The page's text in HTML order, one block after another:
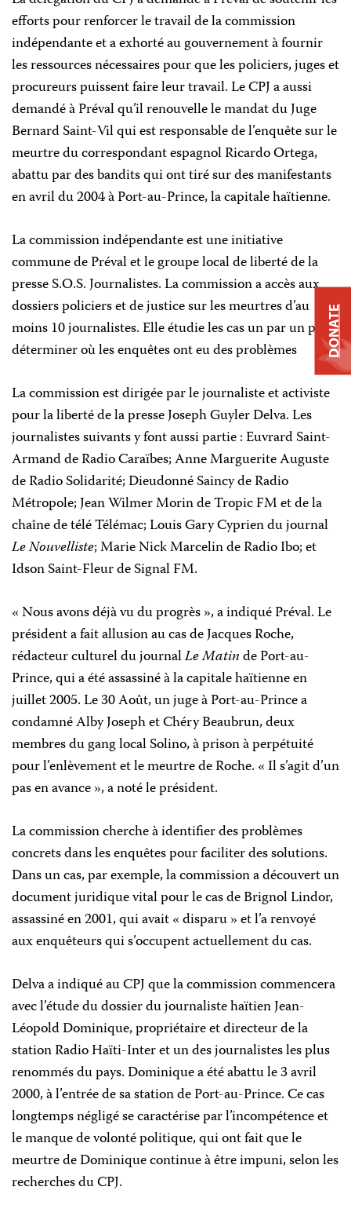
efforts pour renforcer le travail de la commission
indépendante et a exhorté au gouvernement à fournir
les ressources nécessaires pour que les policiers, juges et
procureurs puissent faire leur travail. Le CPJ a aussi
demandé à Préval qu’il renouvelle le mandat du Juge
Bernard Saint-Vil qui est responsable de l’enquête sur le
meurtre du correspondant espagnol Ricardo Ortega,
abattu par des bandits qui ont tiré sur des manifestants
en avril du 2004 à Port-au-Prince, la capitale haïtienne.
La commission indépendante est une initiative
commune de Préval et le groupe local de liberté de la
presse S.O.S. Journalistes. La commission a accès aux
dossiers policiers et de justice sur les meurtres d’au
moins 10 journalistes. Elle étudie les cas un par un pour
déterminer où les enquêtes ont eu des problèmes
La commission est dirigée par le journaliste et activiste
pour la liberté de la presse Joseph Guyler Delva. Les
journalistes suivants y font aussi partie : Euvrard Saint-
Armand de Radio Caraïbes; Anne Marguerite Auguste
de Radio Solidarité; Dieudonné Saincy de Radio
Métropole; Jean Wilmer Morin de Tropic FM et de la
chaîne de télé Télémac; Louis Gary Cyprien du journal
Le Nouvelliste; Marie Nick Marcelin de Radio Ibo; et
Idson Saint-Fleur de Signal FM.
« Nous avons déjà vu du progrès », a indiqué Préval. Le
président a fait allusion au cas de Jacques Roche,
rédacteur culturel du journalLe Matinde Port-au-
Prince, qui a été assassiné à la capitale haïtienne en
juillet 2005. Le 30 Août, un juge à Port-au-Prince a
condamné Alby Joseph et Chéry Beaubrun, deux
membres du gang local Solino, à prison à perpétuité
pour l’enlèvement et le meurtre de Roche. « Il s’agit d’un
pas en avance », a noté le président.
La commission cherche à identifier des problèmes
concrets dans les enquêtes pour faciliter des solutions.
Dans un cas, par exemple, la commission a découvert un
document juridique vital pour le cas de Brignol Lindor,
assassiné en 2001, qui avait « disparu » et l’a renvoyé
aux enquêteurs qui s’occupent actuellement du cas.
Delva a indiqué au CPJ que la commission commencera
avec l’étude du dossier du journaliste haïtien Jean-
Léopold Dominique, propriétaire et directeur de la
station Radio Haïti-Inter et un des journalistes les plus
renommés du pays. Dominique a été abattu le 3 avril
2000, à l’entrée de sa station de Port-au-Prince. Ce cas
longtemps négligé se caractérise par l’incompétence et
le manque de volonté politique, qui ont fait que le
meurtre de Dominique continue à être impuni, selon les
recherches du CPJ.
DONATE